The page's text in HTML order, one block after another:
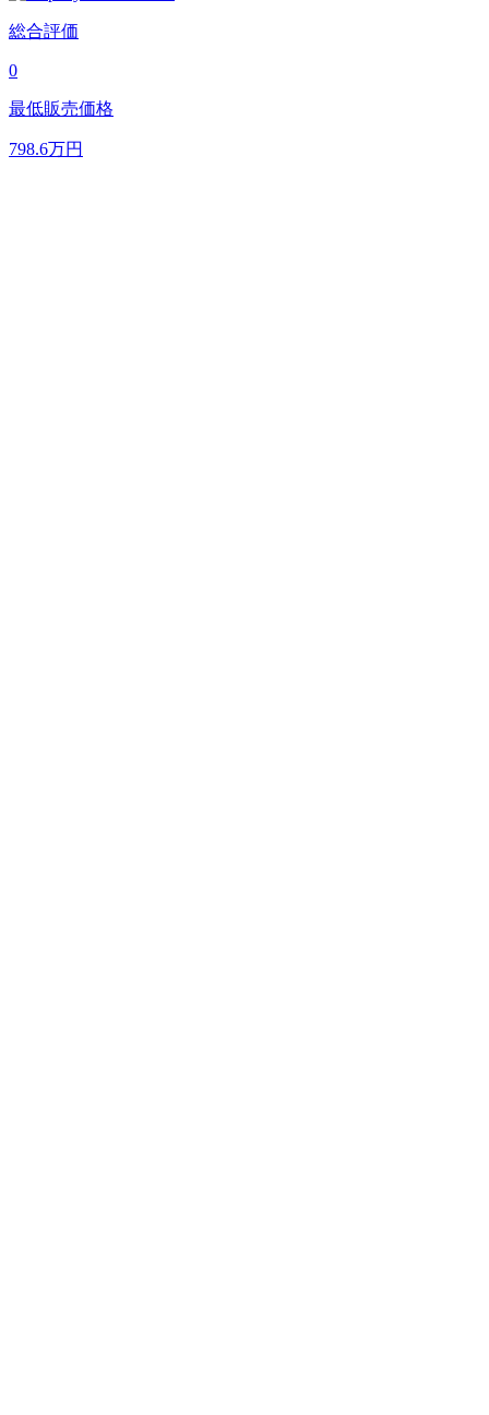
総合評価
0
最低販売価格
798.6万円